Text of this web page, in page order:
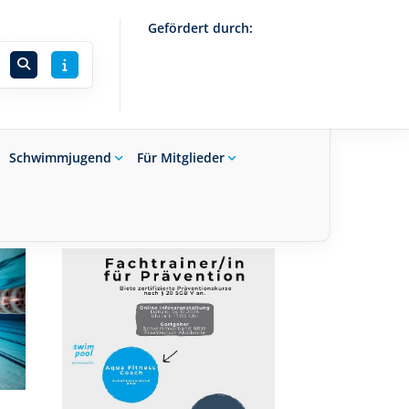
Gefördert durch:
Schwimmjugend Für Mitglieder